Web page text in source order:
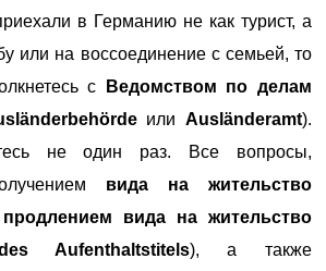
в Германию не как турист, а
или на воссоединение с семьей, то
с
Ведомством по делам
или Ausländeramt).
не один раз. Все вопросы,
вида на жительство
продлением вида на жительство
Aufenthaltstitels), а также